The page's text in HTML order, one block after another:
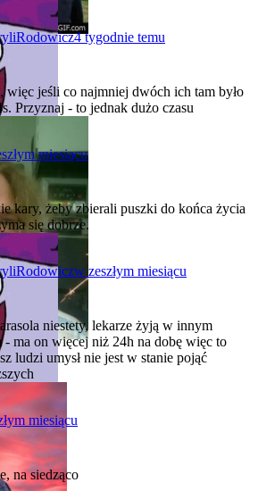
4 tygodnie temu
więc jeśli co najmniej dwóch ich tam było
Przyznaj - to jednak dużo czasu
miesiącu
kary, żeby zbierali puszki do końca życia
się dobrze.
w zeszłym miesiącu
niestety, lekarze żyją w innym
ma on więcej niż 24h na dobę więc to
ludzi umysł nie jest w stanie pojąć
miesiącu
na siedząco